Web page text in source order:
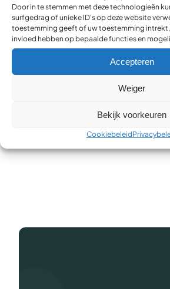
Door in te stemmen met deze technologieën
surfgedrag of unieke ID's op deze website
toestemming geeft of uw toestemming
invloed hebben op bepaalde functies en
Accepteren
Weiger
Bekijk voorkeuren
Cookiebeleid
Website
Mijn naam, e-mailadres en website